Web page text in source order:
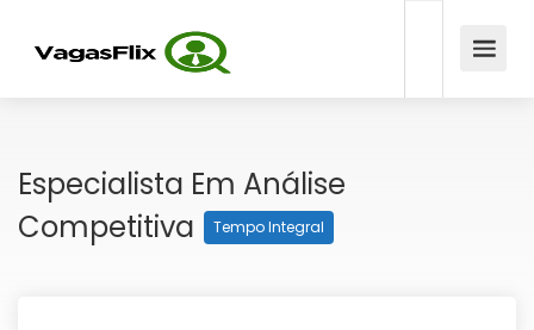
Especialista Em Análise
Competitiva
Tempo Integral